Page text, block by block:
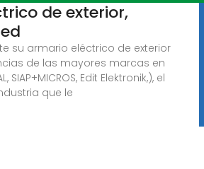
de exterior,
su armario eléctrico de exterior
de las mayores marcas en
SIAP+MICROS, Edit Elektronik,), el
que le